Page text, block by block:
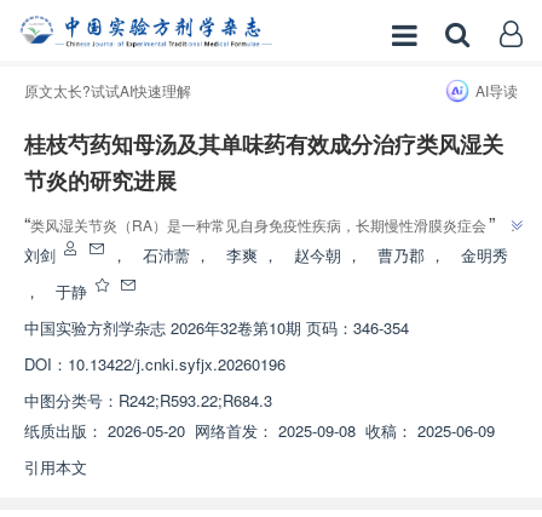
原文太长?试试AI快速理解 AI导读
桂枝芍药知母汤及其单味药有效成分治疗类风湿关
节炎的研究进展
“类风湿关节炎（RA）是一种常见自身免疫性疾病，长期慢性滑膜炎症会导致
严重的关节损伤甚至残疾而影响患者的生活质量。现在对于RA在临床中的治
疗注重中西医并重，而中医中药在降低RA疾病活动度及预防复发等方面具有
一定优势。现代临床证实桂枝芍药知母汤（GSZT）在改善RA患者免疫代谢、
关节僵硬疼痛等症状方面具有良好的效果，药理学研究发现GSZT主要有桂皮
醛、白芍总苷、附子总生物碱、甘草次酸、姜酮、别欧前胡素、麻黄多糖、雪
凋亡、抑制骨破坏等多种机制通过多靶点改善RA症状。该文通过对GSZT治疗
RA的方证和药效基础、临床应用与相关机制研究进行综述，为GSZT治疗RA
的进一步开发利用提供理论依据和参考。
”
刘剑 ， 石沛薷 ， 李爽 ， 赵今朝 ， 曹乃郡 ，
金明秀
，
于静
中国实验方剂学杂志 2026年32卷第10期 页码：346-354
DOI： 10.13422/j.cnki.syfjx.20260196
中图分类号： R242;R593.22;R684.3
纸质出版： 2026-05-20 网络首发： 2025-09-08 收稿： 2025-06-09
引用本文